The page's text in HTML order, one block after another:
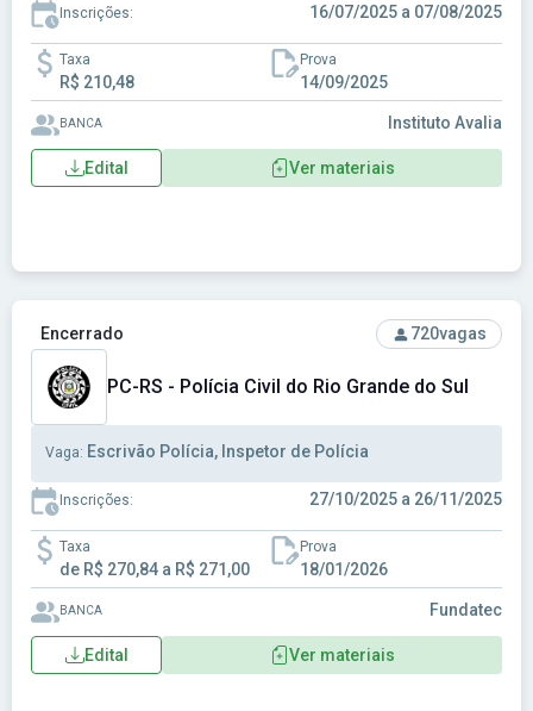
Inscrições: 16/07/2025 a 07/08/2025
Taxa
R$ 210,48
Prova
14/09/2025
BANCA Instituto Avalia
Edital Ver materiais
Ver concurso: PC-RS - Polícia Civil do Rio Grande do Sul
Encerrado 720vagas
PC-RS - Polícia Civil do Rio Grande do Sul
Vaga: Escrivão Polícia, Inspetor de Polícia
Inscrições: 27/10/2025 a 26/11/2025
Taxa
de R$ 270,84 a R$ 271,00
Prova
18/01/2026
BANCA Fundatec
Edital Ver materiais